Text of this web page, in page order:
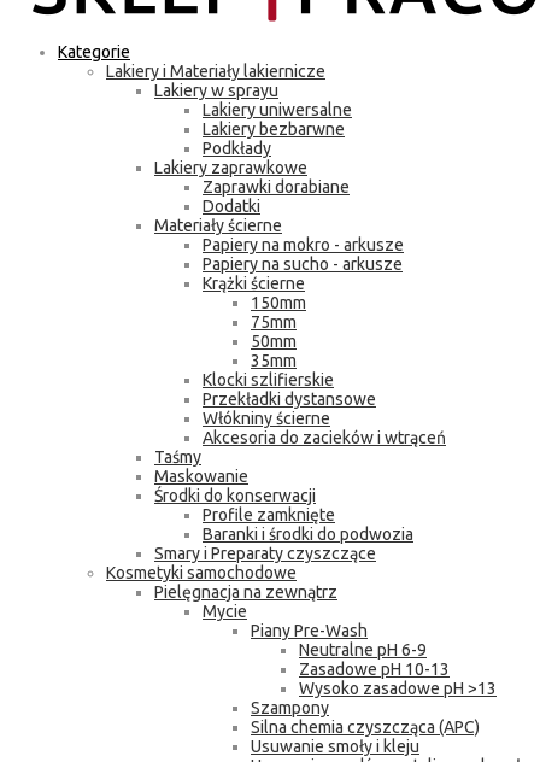
Kategorie
Lakiery i Materiały lakiernicze
Lakiery w sprayu
Lakiery uniwersalne
Lakiery bezbarwne
Podkłady
Lakiery zaprawkowe
Zaprawki dorabiane
Dodatki
Materiały ścierne
Papiery na mokro - arkusze
Papiery na sucho - arkusze
Krążki ścierne
150mm
75mm
50mm
35mm
Klocki szlifierskie
Przekładki dystansowe
Włókniny ścierne
Akcesoria do zacieków i wtrąceń
Taśmy
Maskowanie
Środki do konserwacji
Profile zamknięte
Baranki i środki do podwozia
Smary i Preparaty czyszczące
Kosmetyki samochodowe
Pielęgnacja na zewnątrz
Mycie
Piany Pre-Wash
Neutralne pH 6-9
Zasadowe pH 10-13
Wysoko zasadowe pH >13
Szampony
Silna chemia czyszcząca (APC)
Usuwanie smoły i kleju